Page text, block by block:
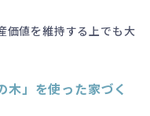
価値を維持する上でも大
木」を使った家づく